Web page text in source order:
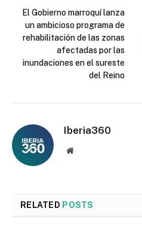
El Gobierno marroquí lanza
un ambicioso programa de
rehabilitación de las zonas
afectadas por las
inundaciones en el sureste
del Reino
Iberia360
Website
RELATED POSTS